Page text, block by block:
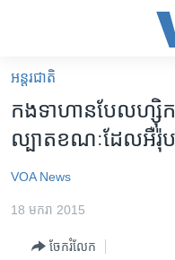
គេហទំព័រ​
ទាក់ទង
និង​
ទំព័រ​
កម្ពុជាច្នៃប្រតិដ្ឋ
អន្តរជាតិ
កង​ទាហាន​បែលហ្ស៊ិ
ល្បាត​ខណៈ​ដែល​អឺរ៉ុប​ធ្
VOA News
18 មករា 2015
ចែករំលែក